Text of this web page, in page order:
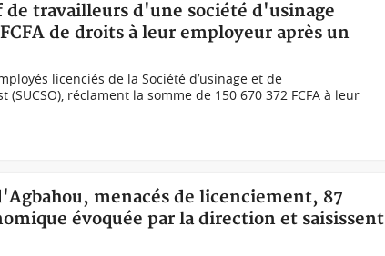
travailleurs d'une société d'usinage
de droits à leur employeur après un
licenciés de la Société d’usinage et de
réclament la somme de 150 670 372 FCFA à leur
menacés de licenciement, 87
évoquée par la direction et saisissent